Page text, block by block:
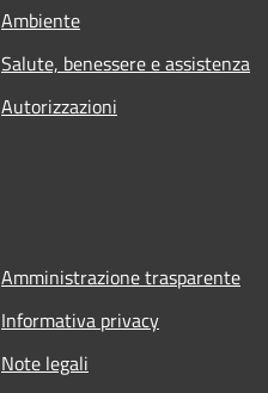
Ambiente
Salute, benessere e assistenza
Autorizzazioni
Amministrazione trasparente
Informativa privacy
Note legali